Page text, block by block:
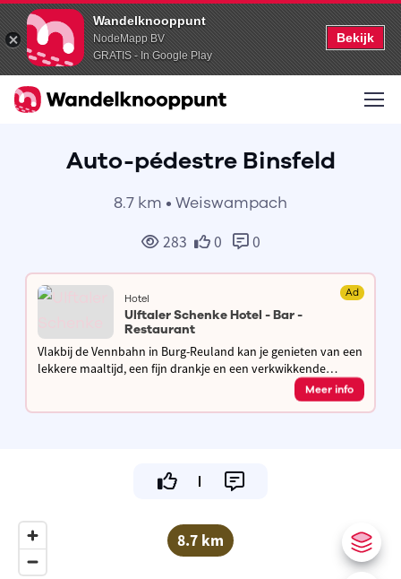
Wandelknooppunt
NodeMapp BV
GRATIS - In Google Play
Bekijk
Auto-pédestre Binsfeld
8.7 km • Weiswampach
283 0 0
Hotel Ad
Ulftaler Schenke Hotel - Bar -
Restaurant
Vlakbij de Vennbahn in Burg-Reuland kan je genieten van een
lekkere maaltijd, een fijn drankje en een verkwikkende
overnachting met ontbijt. Gezellige no-nonsens op je tocht
Meer info
8.7 km